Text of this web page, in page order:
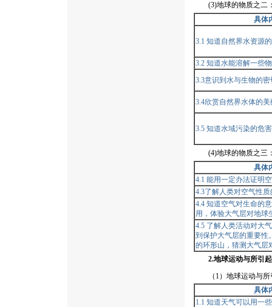
(3)地球的物质之二
具体
3.1 知道自然界水资源
3.2 知道水能溶解一些
3.3意识到水与生物的
3.4欣赏自然界水体的美
3.5 知道水域污染的危
(4)地球的物质之三
具体
4.1 能用一定办法证明
4.3了解人类对空气性
4.4 知道空气对生命的
用，体验大气层对地球
4.5 了解人类活动对大
到保护大气层的重要性
的环形山，猜测大气层
2.地球运动与所引
（1）地球运动与所
具体
1.1 知道天气可以用一